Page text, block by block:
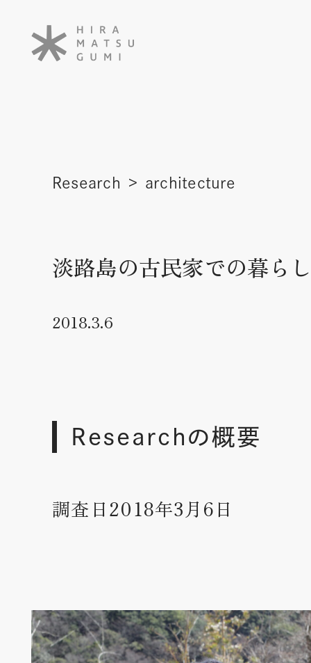
Research architecture
淡路島の古民家での暮ら
2018.3.6
Researchの概要
調査日2018年3月6日